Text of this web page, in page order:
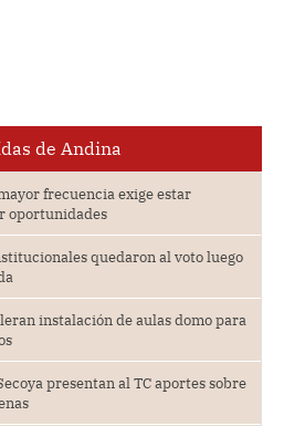
de Andina
frecuencia exige estar
oportunidades
quedaron al voto luego
instalación de aulas domo para
presentan al TC aportes sobre